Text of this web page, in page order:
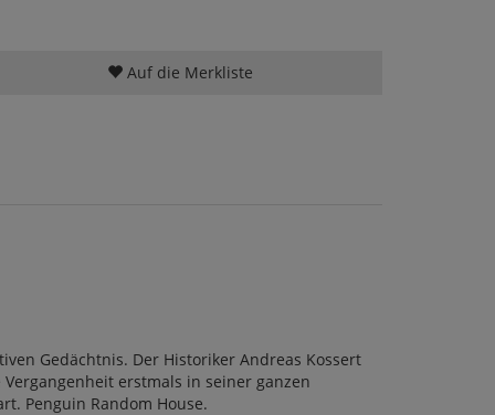
Auf die Merkliste
Gedächtnis. Der Historiker Andreas Kossert
erstmals in seiner ganzen
Penguin Random House.